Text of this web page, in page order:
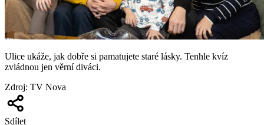
Ulice ukáže, jak dobře si pamatujete staré lásky. Tenhle kvíz
zvládnou jen věrní diváci.
Zdroj: TV Nova
Sdílet